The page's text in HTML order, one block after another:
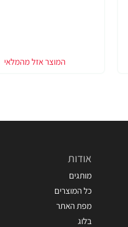
אודות
מותגים
כל המוצרים
מפת האתר
בלוג